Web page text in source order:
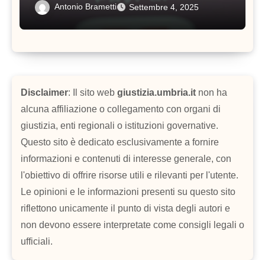
Antonio Brametti Settembre 4, 2025
Disclaimer: Il sito web giustizia.umbria.it non ha
alcuna affiliazione o collegamento con organi di
giustizia, enti regionali o istituzioni governative.
Questo sito è dedicato esclusivamente a fornire
informazioni e contenuti di interesse generale, con
l'obiettivo di offrire risorse utili e rilevanti per l'utente.
Le opinioni e le informazioni presenti su questo sito
riflettono unicamente il punto di vista degli autori e
non devono essere interpretate come consigli legali o
ufficiali.